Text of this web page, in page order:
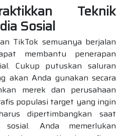
Teknik
Sosial
TikTok semuanya berjalan
membantu penerapan
Cukup putuskan saluran
akan Anda gunakan secara
merek dan perusahaan
populasi target yang ingin
dipertimbangkan saat
sosial. Anda memerlukan